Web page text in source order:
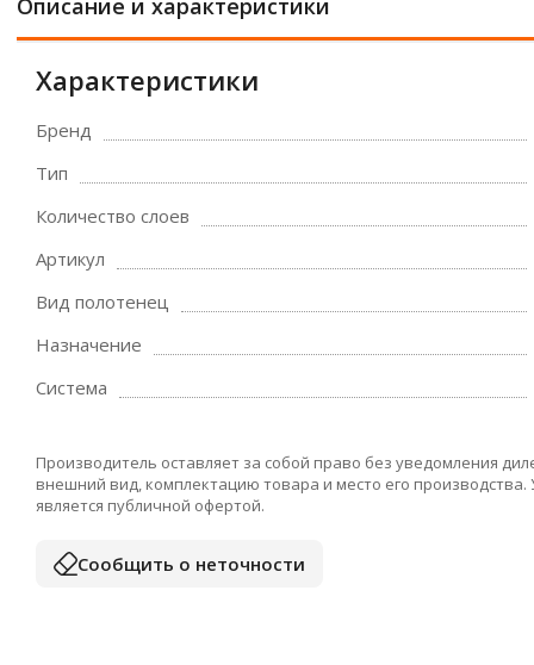
Описание и характеристики
Характеристики
Бренд
Тип
Количество слоев
Артикул
Вид полотенец
Назначение
Система
Производитель оставляет за собой право без уведомления
внешний вид, комплектацию товара и место его
является публичной офертой.
Сообщить о неточности